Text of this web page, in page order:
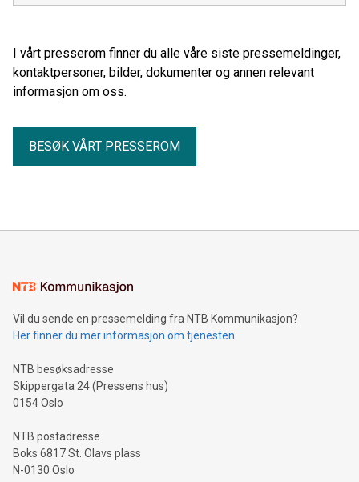
I vårt presserom finner du alle våre siste pressemeldinger,
kontaktpersoner, bilder, dokumenter og annen relevant
informasjon om oss.
BESØK VÅRT PRESSEROM
Vil du sende en pressemelding fra NTB Kommunikasjon?
Her finner du mer informasjon om tjenesten
NTB besøksadresse
Skippergata 24 (Pressens hus)
0154 Oslo
NTB postadresse
Boks 6817 St. Olavs plass
N-0130 Oslo